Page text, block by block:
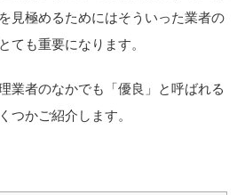
見極めるためにはそういった業者の
ても重要になります。
業者のなかでも「優良」と呼ばれる
つかご紹介します。